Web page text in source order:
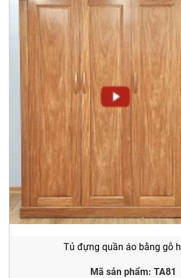
Tủ đựng quần áo bằng gỗ
Mã sản phẩm: TA81